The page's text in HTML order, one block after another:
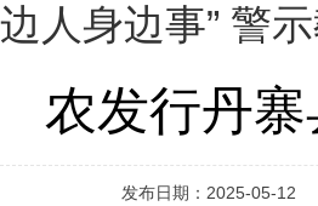
边人身边事” 警
农发行丹
发布日期：2025-05-12